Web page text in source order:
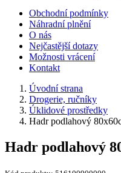
Obchodní podmínky
Náhradní plnění
O nás
Nejčastější dotazy
Možnosti vrácení
Kontakt
Úvodní strana
Drogerie, ručníky
Úklidové prostředky
Hadr podlahový
Hadr podlahový